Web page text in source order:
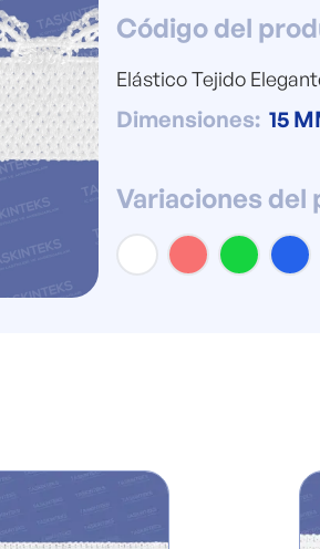
Código del
Elástico Tejido
Dimensiones: 15
Variaciones del